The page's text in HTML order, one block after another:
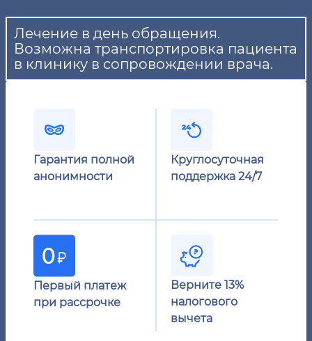
Лечение в день обращения.
Возможна транспортировка пациента
в клинику в сопровождении врача.
Гарантия полной
анонимности
Круглосуточная
поддержка 24/7
Первый платеж
при рассрочке
Верните 13%
налогового
вычета